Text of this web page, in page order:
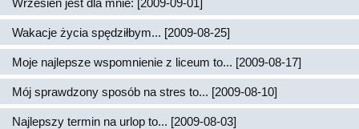
Wrzesień jest dla mnie: [2009-09-01]
Wakacje życia spędziłbym... [2009-08-25]
Moje najlepsze wspomnienie z liceum to... [2009-08-17]
Mój sprawdzony sposób na stres to... [2009-08-10]
Najlepszy termin na urlop to... [2009-08-03]